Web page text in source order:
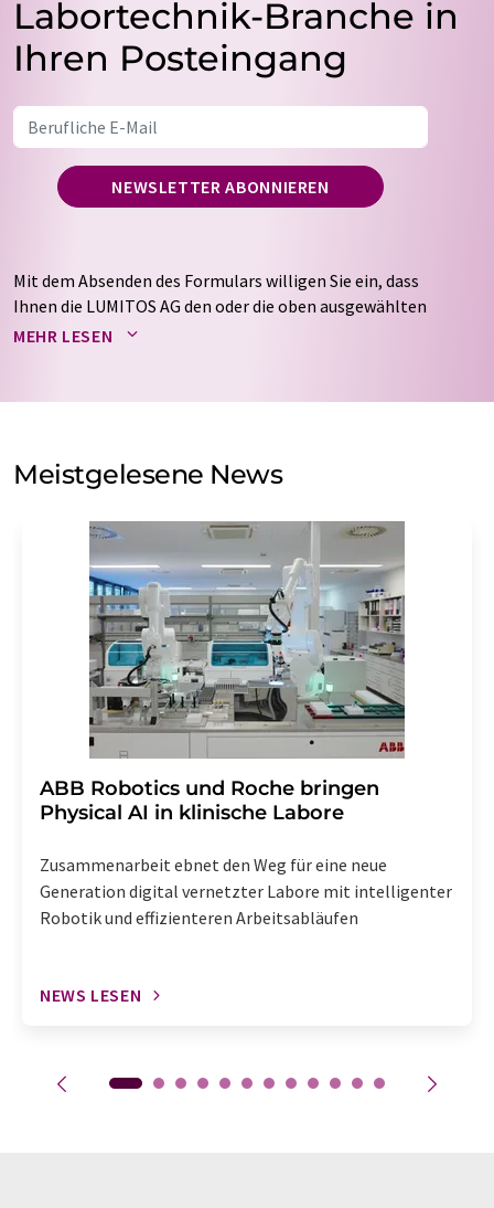
Labortechnik-Branche in
Ihren Posteingang
NEWSLETTER ABONNIEREN
Mit dem Absenden des Formulars willigen Sie ein, dass
Ihnen die LUMITOS AG den oder die oben ausgewählten
Newsletter per E-Mail zusendet. Ihre Daten werden
auf Basis unsererDatenschutzerklärung. LUMITOS darf
Meinungsforschung per E-Mail kontaktieren. Ihre
Einwilligung können Sie jederzeit ohne Angabe von
Str. 2, 12489 Berlin oder per E-Mail unter
widerruf@lumitos.commit Wirkung für die Zukunft
widerrufen. Zudem ist in jeder E-Mail ein Link zur
Abbestellung des entsprechenden Newsletters
enthalten.
MEHR LESEN
Meistgelesene News
​​​​​​​ABB Robotics und Roche bringen
Physical AI in klinische Labore
Zusammenarbeit ebnet den Weg für eine neue
Generation digital vernetzter Labore mit intelligenter
Robotik und effizienteren Arbeitsabläufen
NEWS LESEN